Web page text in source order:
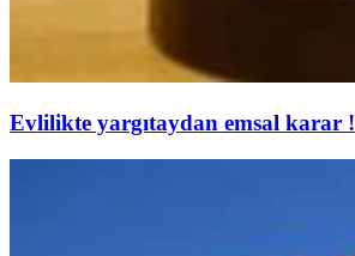
Evlilikte yargıtaydan emsal karar !